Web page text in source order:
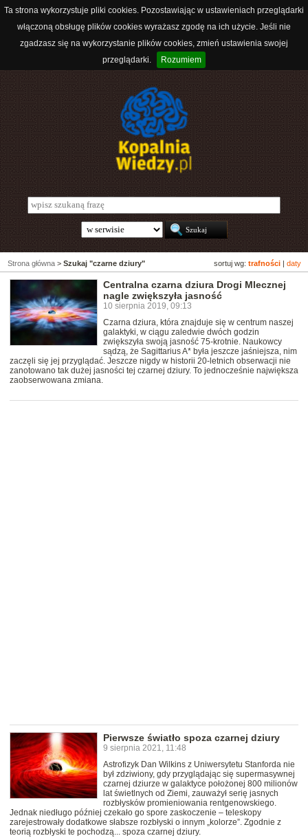
Ta strona wykorzystuje pliki cookies. Pozostawiając w ustawieniach przeglądarki
włączoną obsługę plików cookies wyrażasz zgodę na ich użycie. Jeśli nie
zgadzasz się na wykorzystanie plików cookies, zmień ustawienia swojej
przeglądarki.
Rozumiem
sortuj wg: trafności daty
Strona główna > Szukaj "czarne dziury"
Centralna czarna dziura Drogi Mlecznej
nagle zwiększyła jasność
10 sierpnia 2019, 09:13
Czarna dziura, która znajduje się w centrum naszej
galaktyki, w ciągu zaledwie dwóch godzin
zwiększyła swoją jasność 75-krotnie. Naukowcy
sądzą, że Sagittarius A* była jeszcze jaśniejsza, nim
zaczęli się jej przyglądać. Jeszcze nigdy w historii 20-letnich obserwacji nie
zanotowano tak dużej jasności tej czarnej dziury. To jednocześnie największa
zaobserwowana zmiana.
Pierwsze światło spoza czarnej dziury
9 sierpnia 2021, 11:48
Astrofizyk Dan Wilkins z Uniwersytetu Stanforda nie
był zdziwiony, gdy przyglądając się supermasywnej
czarnej dziurze w galaktyce położonej 800 milionów
lat świetlnych od Ziemi, zauważył serię jasnych
rozbłysków promieniowania rentgenowskiego.
Jednak niedługo później czekało go spore zaskoczenie – teleskopy
zarejestrowały dodatkowe słabsze rozbłyski o innym „kolorze”. Zgodnie z
teorią rozbłyski te pochodzą... spoza czarnej dziury.